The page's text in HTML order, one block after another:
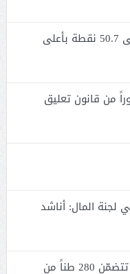
إرتفاع مؤشر BLOM PMI في تموز إلى 50.7 نقطة بأعلى
من قانون تعليق
لجنة المال: أناشد
مساعدات إغاثية تركية جديدة للبنان تتضمّن 280 طناً من